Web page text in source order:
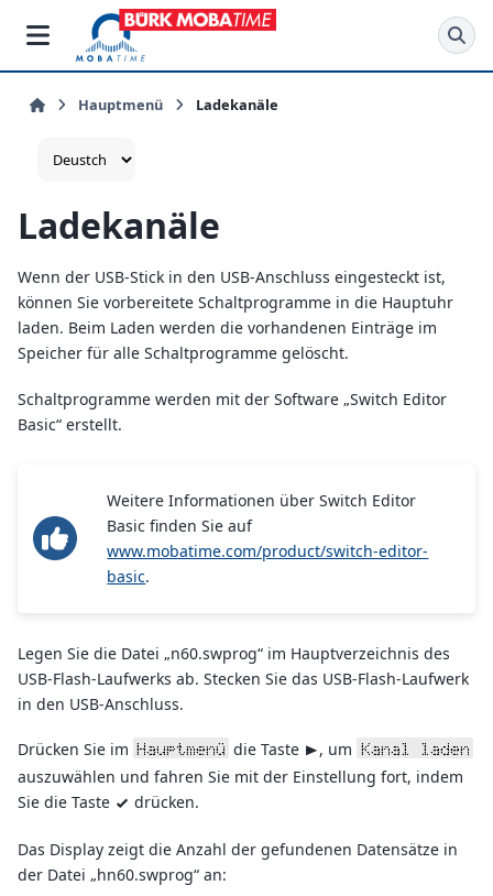
Hauptmenü Ladekanäle
Ladekanäle
Wenn der USB-Stick in den USB-Anschluss eingesteckt ist,
können Sie vorbereitete Schaltprogramme in die Hauptuhr
laden. Beim Laden werden die vorhandenen Einträge im
Speicher für alle Schaltprogramme gelöscht.
Schaltprogramme werden mit der Software „Switch Editor
Basic“ erstellt.
Weitere Informationen über Switch Editor
Basic finden Sie auf
www.mobatime.com/product/switch-editor-
basic.
Legen Sie die Datei „n60.swprog“ im Hauptverzeichnis des
USB-Flash-Laufwerks ab. Stecken Sie das USB-Flash-Laufwerk
in den USB-Anschluss.
Drücken Sie im Hauptmenü die Taste > , um Kanal laden
auszuwählen und fahren Sie mit der Einstellung fort, indem
Sie die Taste v drücken.
Das Display zeigt die Anzahl der gefundenen Datensätze in
der Datei „hn60.swprog“ an: